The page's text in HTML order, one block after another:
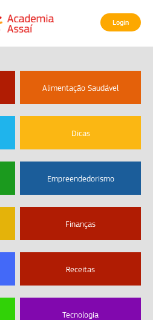
Login
Alimentação Saudável
Dicas
Empreendedorismo
Finanças
Receitas
Tecnologia